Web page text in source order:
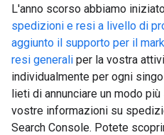
L'anno scorso abbiamo
spedizioni e resi a livello di
aggiunto il supporto per il
resi generali per la vostra
individualmente per ogni
lieti di annunciare un modo
vostre informazioni su
Search Console. Potete